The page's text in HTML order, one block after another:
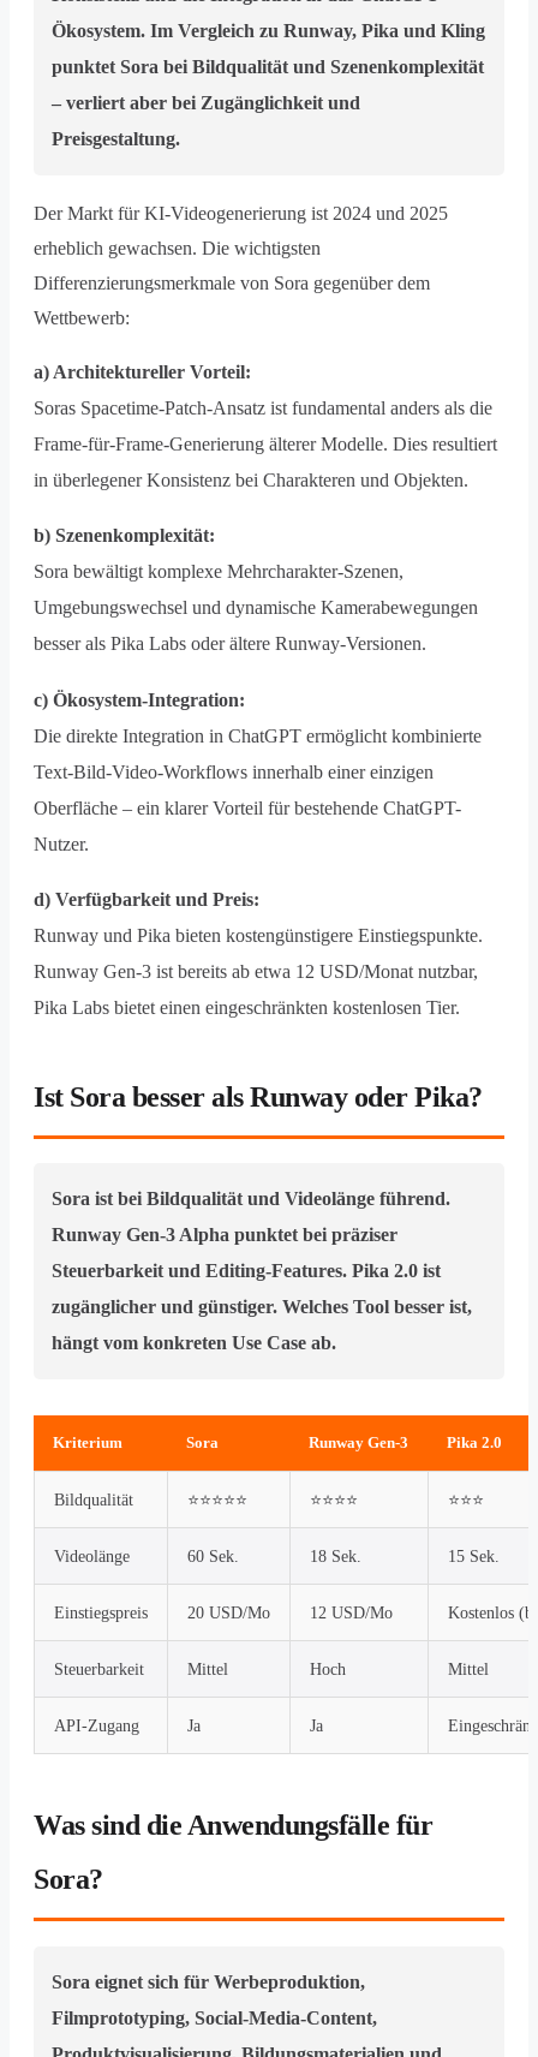
Ökosystem. Im Vergleich zu Runway, Pika und Kling
punktet Sora bei Bildqualität und Szenenkomplexität
– verliert aber bei Zugänglichkeit und
Preisgestaltung.
Der Markt für KI-Videogenerierung ist 2024 und 2025
erheblich gewachsen. Die wichtigsten
Differenzierungsmerkmale von Sora gegenüber dem
Wettbewerb:
a) Architektureller Vorteil:
Soras Spacetime-Patch-Ansatz ist fundamental anders als die
Frame-für-Frame-Generierung älterer Modelle. Dies resultiert
in überlegener Konsistenz bei Charakteren und Objekten.
b) Szenenkomplexität:
Sora bewältigt komplexe Mehrcharakter-Szenen,
Umgebungswechsel und dynamische Kamerabewegungen
besser als Pika Labs oder ältere Runway-Versionen.
c) Ökosystem-Integration:
Die direkte Integration in ChatGPT ermöglicht kombinierte
Text-Bild-Video-Workflows innerhalb einer einzigen
Oberfläche – ein klarer Vorteil für bestehende ChatGPT-
Nutzer.
d) Verfügbarkeit und Preis:
Runway und Pika bieten kostengünstigere Einstiegspunkte.
Runway Gen-3 ist bereits ab etwa 12 USD/Monat nutzbar,
Pika Labs bietet einen eingeschränkten kostenlosen Tier.
Ist Sora besser als Runway oder Pika?
Sora ist bei Bildqualität und Videolänge führend.
Runway Gen-3 Alpha punktet bei präziser
Steuerbarkeit und Editing-Features. Pika 2.0 ist
zugänglicher und günstiger. Welches Tool besser ist,
hängt vom konkreten Use Case ab.
Kriterium Sora Runway Gen-3 Pika 2.0
Bildqualität ⭐⭐⭐⭐⭐ ⭐⭐⭐⭐ ⭐⭐⭐
Videolänge 60 Sek. 18 Sek. 15 Sek.
Einstiegspreis 20 USD/Mo 12 USD/Mo Kostenlos
Steuerbarkeit Mittel Hoch Mittel
API-Zugang Ja Ja
Was sind die Anwendungsfälle für
Sora?
Sora eignet sich für Werbeproduktion,
Filmprototyping, Social-Media-Content,